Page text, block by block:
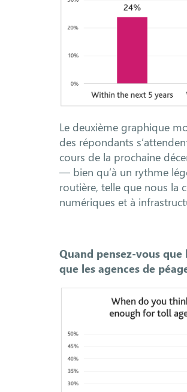
Le deuxième graphique
des répondants
cours de la prochaine
— bien qu’à un rythme
routière, telle que nous la
numériques et à
Quand pensez-vous
que les agences de